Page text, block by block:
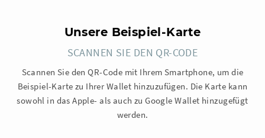
Unsere Beispiel-Karte
SCANNEN SIE DEN QR-CODE
Scannen Sie den QR-Code mit Ihrem Smartphone, um die
Beispiel-Karte zu Ihrer Wallet hinzuzufügen. Die Karte kann
sowohl in das Apple- als auch zu Google Wallet hinzugefügt
werden.